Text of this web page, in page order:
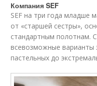
Компания SEF
SEF на три года младше
от «старшей сестры»,
стандартным полотнам.
всевозможные
пастельных до